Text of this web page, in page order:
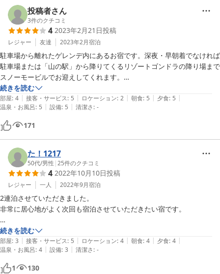
投稿者さん
3件のクチコミ
4 2023年2月21日投稿
レジャー 友達 2023年2月宿泊
駐車場から離れたゲレンデ内にあるお宿です。深夜・早朝着でなければ
駐車場または「山の駅」から降りてくるリゾートゴンドラの降り場まで
スノーモービルでお迎えしてくれます。
温泉がとても良く、お食事も美味しいお宿です。
ランチも評判高く、食堂の他、コーヒーコーナーがあり、そちらもなん
でも美味しいです。
いずれも生ビール・志賀高原ビール（瓶）の提供あり。
エレベーターはありますが、温泉へは階段の昇降あり。
続きを読む
部屋: 4 | 接客・サービス: 5 | ロケーション: 2 | 朝食: 5 | 夕食: 5 |
温泉・お風呂: 5 | 設備: 5 | 清潔さ: -
171
た！1217
50代/男性 |25件のクチコミ
4 2022年10月10日投稿
レジャー 一人 2022年9月宿泊
2連泊させていただきました。
非常に居心地がよく次回も宿泊させていただきたい宿です。
到着前に野猿が道路一面で集会しておりメンチ切られて5分ほど立ち往
生したとかありましたが、宿は程よい距離感で放置していただきとても
過ごしやすかったです。
続きを読む
部屋: 3 | 接客・サービス: 5 | ロケーション: 4 | 朝食: 4 | 夕食: 4 |
温泉・お風呂: 4 | 設備: 3 | 清潔さ: -
1 130